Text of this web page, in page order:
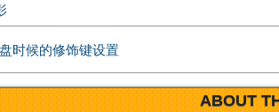
k n s b
时候的修饰键设置
ABOUT